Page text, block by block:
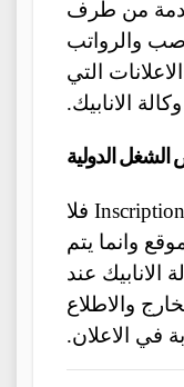
من طرف
والرواتب
التي
الانابيك.
الدولية
بخصوص Inscription Anapec Skills فلا
وانما يتم
الانابيك عند
والاطلاع
في الاعلان.